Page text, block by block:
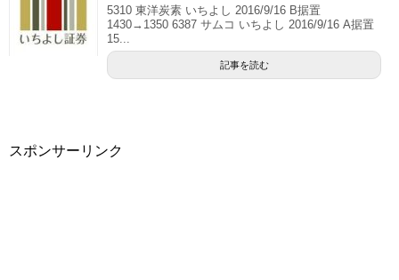
5310 東洋炭素 いちよし 2016/9/16 B据置
1430→1350 6387 サムコ いちよし 2016/9/16 A据置
15...
記事を読む
スポンサーリンク